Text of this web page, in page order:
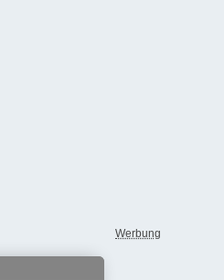
Werbung